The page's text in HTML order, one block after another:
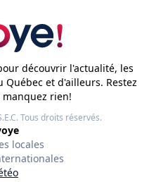
découvrir l'actualité, les
et d'ailleurs. Restez
rien!
Tous droits réservés.
locales